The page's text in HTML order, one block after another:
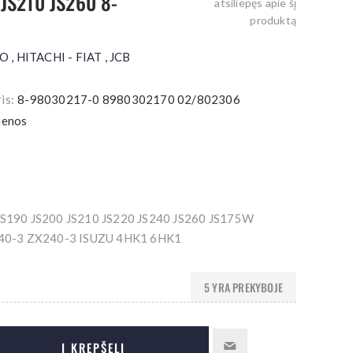
, HITACHI - FIAT , JCB
8-98030217-0 8980302170 02/802306
atsiliepęs apie šį
produktą
JS200 JS210 JS220 JS240 JS260 JS175W
3 ZX240-3 ISUZU 4HK1 6HK1
5 YRA PREKYBOJE
Į KREPŠELĮ